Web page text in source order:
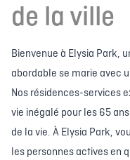
de la ville
Bienvenue à Elysia Park,
abordable se marie avec
Nos résidences-services
vie inégalé pour les 65
de la vie. À Elysia Park,
les personnes actives en